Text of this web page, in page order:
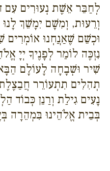
לְחַבֵּר אֵשֶׁת נְעוּרִים עִם
וְרֵעוּת, וְמִשָׁם יִמָשֵׁךְ
וּכְשֵׁם שֶׁאַנֲחְנוּ אוֹמְרִים
נִזְכֶּה לוֹמַר לְפָנֶיךָ יְיָ
שִׁיר וּשְׁבָחָה לָעוֹלָם
תְהִלִים תִתְעוֹרֵר
נָעִים גִילַת וְרַנֵן כְּבוֹד
בְּבֵית אֱלֹהֵינוּ בִּמְהֵרָה